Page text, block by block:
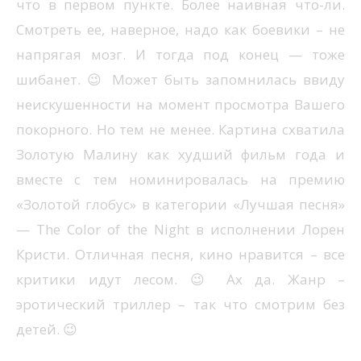
что в первом пункте. Более наивная что-ли.
Смотреть ее, наверное, надо как боевики – не
напрягая мозг. И тогда под конец — тоже
шибанет. 😉 Может быть запомнилась ввиду
неискушенности на момент просмотра Вашего
покорного. Но тем не менее. Картина схватила
Золотую Малину как худший фильм года и
вместе с тем номинировалась на премию
«Золотой глобус» в категории «Лучшая песня»
— The Color of the Night в исполнении Лорен
Кристи. Отличная песня, кино нравится – все
критики идут лесом. 😉 Ах да. Жанр –
эротический триллер – так что смотрим без
детей. 😉